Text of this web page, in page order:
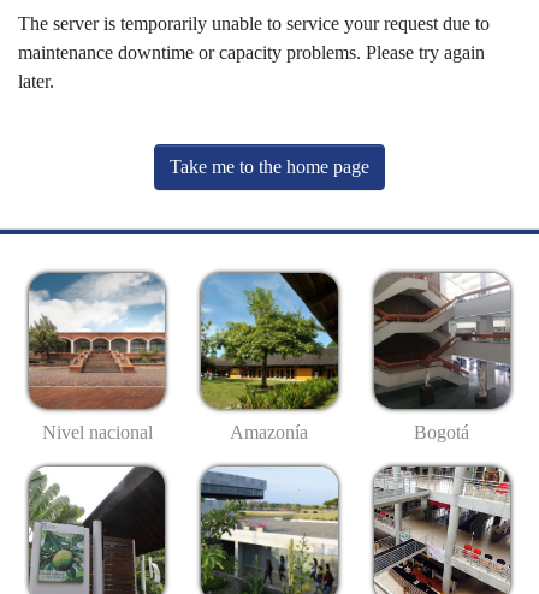
The server is temporarily unable to service your request due to
maintenance downtime or capacity problems. Please try again
later.
Take me to the home page
Nivel nacional Amazonía Bogotá